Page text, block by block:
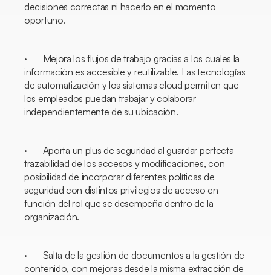
decisiones correctas ni hacerlo en el momento
oportuno.
· Mejora los flujos de trabajo gracias a los cuales la
información es accesible y reutilizable. Las tecnologías
de automatización y los sistemas cloud permiten que
los empleados puedan trabajar y colaborar
independientemente de su ubicación.
· Aporta un plus de seguridad al guardar perfecta
trazabilidad de los accesos y modificaciones, con
posibilidad de incorporar diferentes políticas de
seguridad con distintos privilegios de acceso en
función del rol que se desempeña dentro de la
organización.
· Salta de la gestión de documentos a la gestión de
contenido, con mejoras desde la misma extracción de